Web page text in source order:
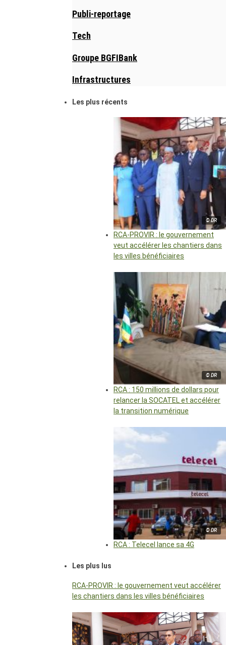
Publi-reportage
Tech
Groupe BGFIBank
Infrastructures
Les plus récents
© DR
RCA-PROVIR : le gouvernement
veut accélérer les chantiers dans
les villes bénéficiaires
© DR
RCA : 150 millions de dollars pour
relancer la SOCATEL et accélérer
la transition numérique
© DR
RCA : Telecel lance sa 4G
Les plus lus
RCA-PROVIR : le gouvernement veut accélérer
les chantiers dans les villes bénéficiaires